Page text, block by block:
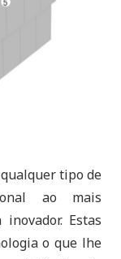
tipo de
ao mais
Estas
o que lhe